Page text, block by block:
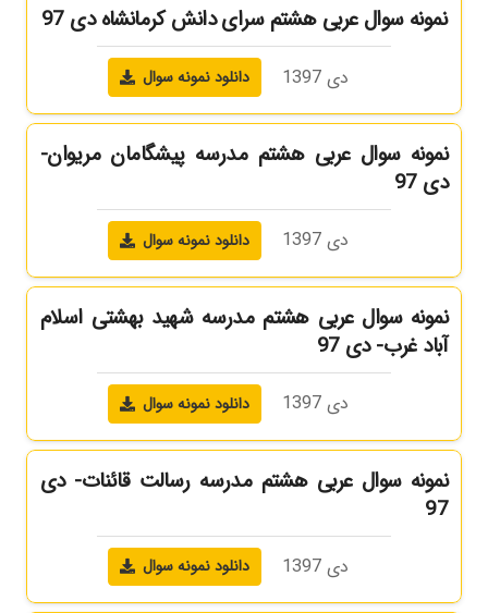
نمونه سوال عربی هشتم سرای دانش کرمانشاه دی 97
دی 1397 دانلود نمونه سوال
نمونه سوال عربی هشتم مدرسه پیشگامان مریوان-
دی 97
دی 1397 دانلود نمونه سوال
نمونه سوال عربی هشتم مدرسه شهید بهشتی اسلام
آباد غرب- دی 97
دی 1397 دانلود نمونه سوال
نمونه سوال عربی هشتم مدرسه رسالت قائنات- دی
97
دی 1397 دانلود نمونه سوال